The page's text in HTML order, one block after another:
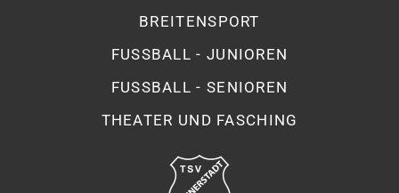
BREITENSPORT
FUSSBALL - JUNIOREN
FUSSBALL - SENIOREN
THEATER UND FASCHING